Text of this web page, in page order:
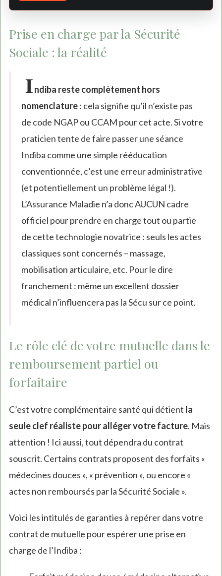
Prise en charge par la Sécurité
Sociale : la réalité
Indiba reste complètement hors
nomenclature: cela signifie qu’il n’existe pas
de code NGAP ou CCAM pour cet acte. Si votre
praticien tente de faire passer une séance
Indiba comme une simple rééducation
conventionnée, c’est une erreur administrative
(et potentiellement un problème légal !).
L’Assurance Maladie n’a donc AUCUN cadre
officiel pour prendre en charge tout ou partie
de cette technologie novatrice : seuls les actes
classiques sont concernés – massage,
mobilisation articulaire, etc. Pour le dire
franchement : même un excellent dossier
médical n’influencera pas la Sécu sur ce point.
Le rôle clé de votre mutuelle dans le
remboursement partiel ou
forfaitaire
C’est votre complémentaire santé qui détient la
seule clef réaliste pour alléger votre facture. Mais
attention ! Ici aussi, tout dépendra du contrat
souscrit. Certains contrats proposent des forfaits «
médecines douces », « prévention », ou encore «
actes non remboursés par la Sécurité Sociale ».
Voici les intitulés de garanties à repérer dans votre
contrat de mutuelle pour espérer une prise en
charge de l’Indiba :